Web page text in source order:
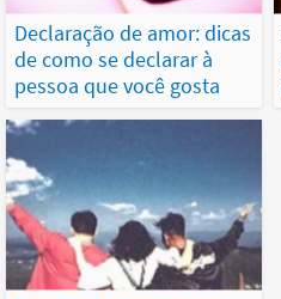
Declaração de amor: dicas
de como se declarar à
pessoa que você gosta